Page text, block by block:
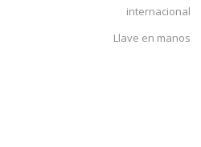
internacional
Llave en manos